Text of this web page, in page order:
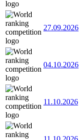
27.09.2026
04.10.2026
11.10.2026